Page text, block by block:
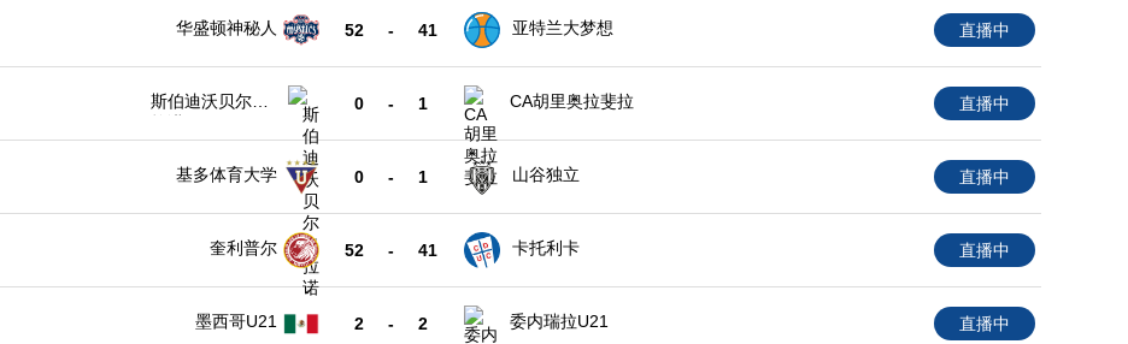
华盛顿神秘人 52 - 41 亚特兰大梦想 直播中
斯伯迪沃贝尔格
0 - 1 CA胡里奥拉斐拉 直播中
基多体育大学 0 - 1 山谷独立 直播中
奎利普尔 52 - 41 卡托利卡 直播中
墨西哥U21 2 - 2 委内瑞拉U21 直播中